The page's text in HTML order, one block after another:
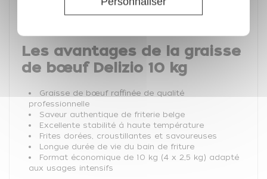
Nuggets et volailles croustillantes
Beignets salés
Les avantages de la graisse
de bœuf Delizio 10 kg
Graisse de bœuf raffinée de qualité
professionnelle
Saveur authentique de friterie belge
Excellente stabilité à haute température
Frites dorées, croustillantes et savoureuses
Longue durée de vie du bain de friture
Format économique de 10 kg (4 x 2,5 kg) adapté
aux usages intensifs